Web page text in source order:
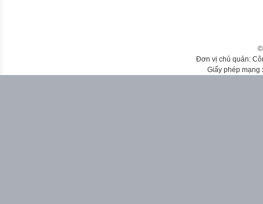
Đơn vị chủ quản:
Giấy phép mạng